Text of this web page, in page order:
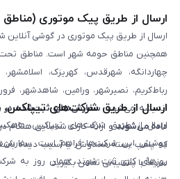
ارسال از طریق پیک موتوری (مناطق
همچنین مناطق حومه شهر است. مناطق
چهاردانگه، شهرقدس، کهریزک،
رباط‌کریم، نصیرشهر، ورامین، شاهدشهر،
اندیشه می‌شود. سفارش‌های ثبت‌شده در
داده می‌شوندو ارائه کارت شناسایی هنگام
که پلمپ بسته مخدوش یا آسیب دیده
سریعاً با پشتیبانی تماس بگیرید.
ارسال از طریق شرکت‌های تیپاکس،
ارسال از طریق شرکت‌های تیپاکس،
روزهای کاری ثبت شوند، همان روز به